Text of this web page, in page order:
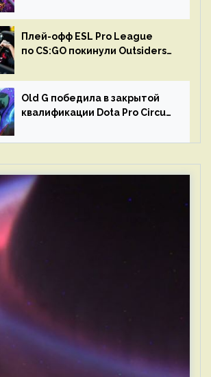
Плей-офф ESL Pro League
по CS:GO покинули Outsiders
Old G победила в закрытой
квалификации Dota Pro Circuit